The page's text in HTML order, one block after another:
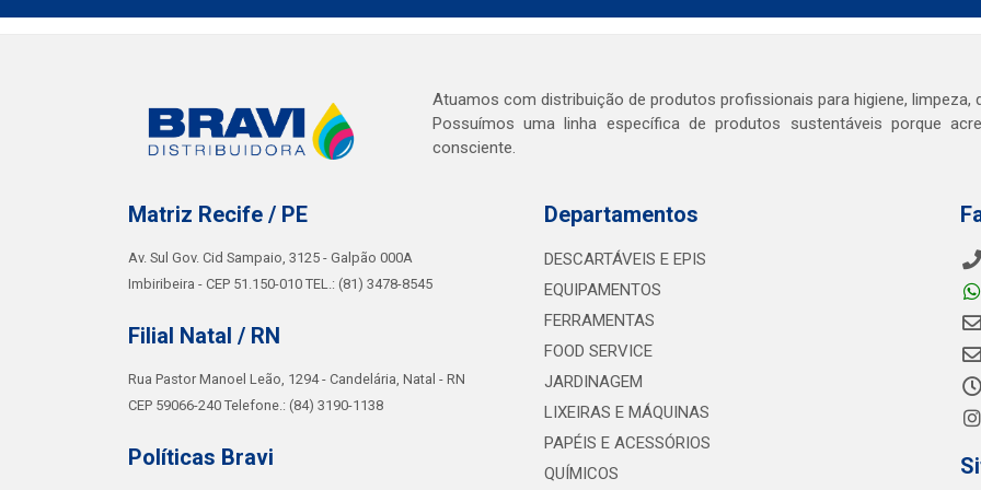
Atuamos com distribuição de produtos profissionais para higiene, limpeza,
Possuímos uma linha específica de produtos sustentáveis porque
consciente.
Matriz Recife / PE
Av. Sul Gov. Cid Sampaio, 3125 - Galpão 000A
Imbiribeira - CEP 51.150-010 TEL.: (81) 3478-8545
Filial Natal / RN
Rua Pastor Manoel Leão, 1294 - Candelária, Natal - RN
CEP 59066-240 Telefone.: (84) 3190-1138
Políticas Bravi
Departamentos
DESCARTÁVEIS E EPIS
EQUIPAMENTOS
FERRAMENTAS
FOOD SERVICE
JARDINAGEM
LIXEIRAS E MÁQUINAS
PAPÉIS E ACESSÓRIOS
QUÍMICOS